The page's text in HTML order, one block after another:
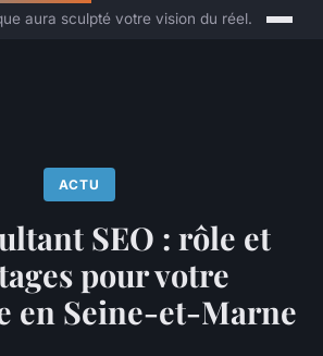
aura sculpté votre vision du réel.
ACTU
SEO : rôle et
pour votre
en Seine-et-Marne